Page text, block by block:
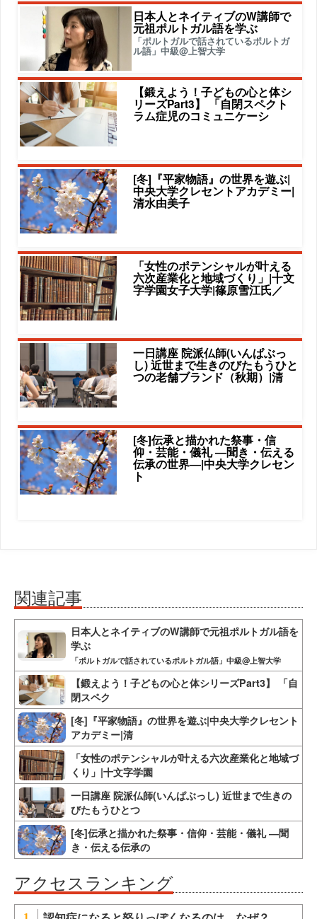
日本人とネイティブのW講師で
元祖ポルトガル語を学ぶ
「ポルトガルで話されているポルトガ
ル語」中級@上智大学
【鍛えよう！子どもの心と体シ
リーズPart3】 「自閉スペクト
ラム症児のコミュニケーシ
[冬]『平家物語』の世界を遊ぶ|
中央大学クレセントアカデミー|
清水由美子
「女性のポテンシャルが叶える
六次産業化と地域づくり」|十文
字学園女子大学|篠原雪江氏／
一日講座 院派仏師(いんぱぶっ
し) 近世まで生きのびたもうひと
つの老舗ブランド（秋期）|清
[冬]伝承と描かれた祭事・信
仰・芸能・儀礼 ―聞き・伝える
伝承の世界―|中央大学クレセン
ト
関連記事
日本人とネイティブのW講師で元祖ポルトガル語を
学ぶ
「ポルトガルで話されているポルトガル語」中級@上智大学
【鍛えよう！子どもの心と体シリーズPart3】 「自
閉スペク
[冬]『平家物語』の世界を遊ぶ|中央大学クレセント
アカデミー|清
「女性のポテンシャルが叶える六次産業化と地域づ
くり」|十文字学園
一日講座 院派仏師(いんぱぶっし) 近世まで生きの
びたもうひとつ
[冬]伝承と描かれた祭事・信仰・芸能・儀礼 ―聞
き・伝える伝承の
アクセスランキング